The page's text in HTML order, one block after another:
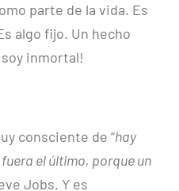
parte de la vida. Es
algo fijo. Un hecho
inmortal!
consciente de “hay
el último, porque un
Jobs. Y es